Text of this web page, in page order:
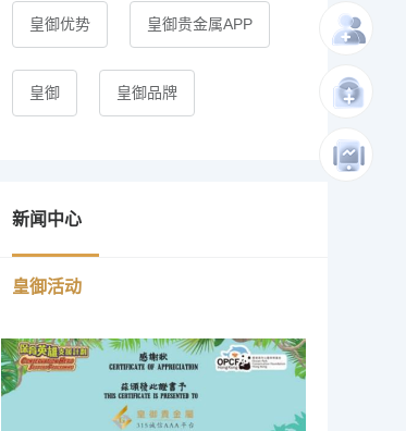
皇御优势 皇御贵金属APP
皇御 皇御品牌
新闻中心
皇御活动